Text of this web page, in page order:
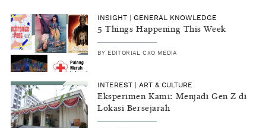
INSIGHT GENERAL KNOWLEDGE
5 Things Happening This Week
BY EDITORIAL CXO MEDIA
INTEREST ART & CULTURE
Eksperimen Kami: Menjadi Gen Z di
Lokasi Bersejarah